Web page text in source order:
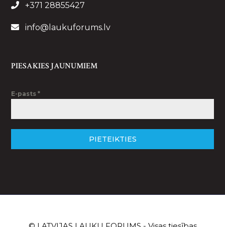
+371 28855427
info@laukuforums.lv
PIESAKIES JAUNUMIEM
E-pasts*
PIETEIKTIES